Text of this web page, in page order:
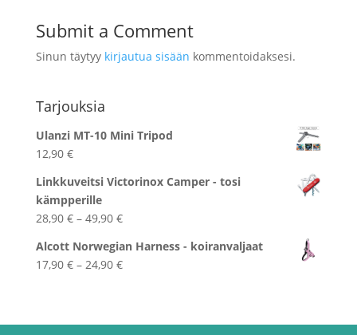
Submit a Comment
Sinun täytyy kirjautua sisään kommentoidaksesi.
Tarjouksia
Ulanzi MT-10 Mini Tripod
12,90 €
Linkkuveitsi Victorinox Camper - tosi
kämpperille
28,90 € – 49,90 €Hintaluokka:
-
49,90 €
Alcott Norwegian Harness - koiranvaljaat
17,90 € – 24,90 €Hintaluokka: